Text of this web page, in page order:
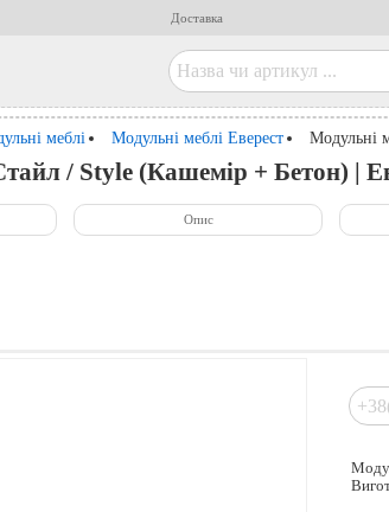
Доставка
меблі Модульні меблі Еверест Модульні
/ Style (Кашемір + Бетон) |
Опис